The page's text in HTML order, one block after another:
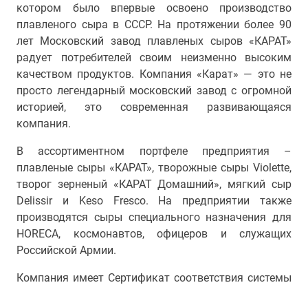
котором было впервые освоено производство
плавленого сыра в СССР. На протяжении более 90
лет Московский завод плавленых сыров «КАРАТ»
радует потребителей своим неизменно высоким
качеством продуктов. Компания «Карат» — это не
просто легендарный московский завод с огромной
историей, это современная развивающаяся
компания.
В ассортиментном портфеле предприятия –
плавленые сыры «КАРАТ», творожные сыры Violette,
творог зерненый «КАРАТ Домашний», мягкий сыр
Delissir и Keso Fresco. На предприятии также
производятся сыры специального назначения для
HORECA, космонавтов, офицеров и служащих
Российской Армии.
Компания имеет Сертификат соответствия системы